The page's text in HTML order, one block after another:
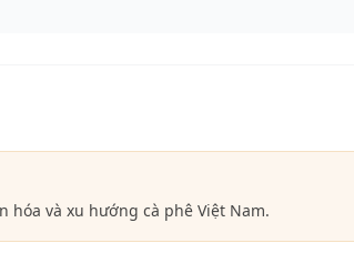
hóa và xu hướng cà phê Việt Nam.